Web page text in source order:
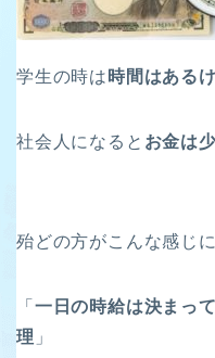
学生の時は 時間はある
社会人になると お金は
殆どの方がこんな感じ
「 一日の時給は決まっ
理 」